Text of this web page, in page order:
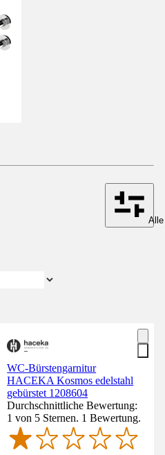
WC-Bürstengarnitur
HACEKA Kosmos edelstahl
gebürstet 1208604
Durchschnittliche Bewertung:
1 von 5 Sternen. 1 Bewertung.